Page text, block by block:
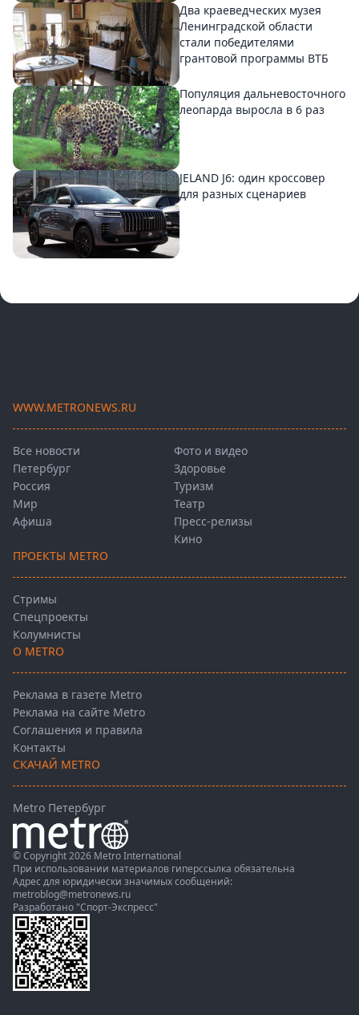
Два краеведческих музея
Ленинградской области
стали победителями
грантовой программы ВТБ
Популяция дальневосточного
леопарда выросла в 6 раз
JELAND J6: один кроссовер
для разных сценариев
WWW.METRONEWS.RU
Все новости
Петербург
Россия
Мир
Афиша
Фото и видео
Здоровье
Туризм
Театр
Пресс-релизы
Кино
ПРОЕКТЫ METRO
Стримы
Спецпроекты
Колумнисты
О METRO
Реклама в газете Metro
Реклама на сайте Metro
Соглашения и правила
Контакты
СКАЧАЙ METRO
Metro Петербург
© Copyright 2026 Metro International
При использовании материалов гиперссылка обязательна
Адрес для юридически значимых сообщений:
metroblog@metronews.ru
Разработано "Спорт-Экспресс"